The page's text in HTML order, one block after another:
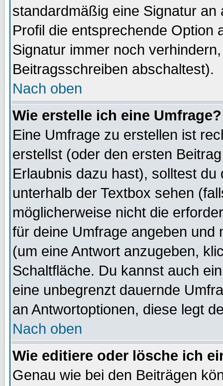
standardmäßig eine Signatur
Profil die entsprechende Option
Signatur immer noch
Beitragsschreiben abschaltest).
Nach oben
Wie erstelle ich eine Umfrage?
Eine Umfrage zu erstellen ist
erstellst (oder den ersten
Erlaubnis dazu hast), solltest
unterhalb der Textbox sehen
möglicherweise nicht die
für deine Umfrage angeben und
(um eine Antwort anzugeben,
Schaltfläche. Du kannst auch
eine unbegrenzt dauernde
an Antwortoptionen, diese legt
Nach oben
Wie editiere oder lösche ich
Genau wie bei den Beiträgen